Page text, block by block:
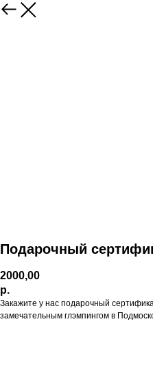
Подарочный
2000,00
р.
Закажите у нас подарочный
замечательным глэмпингом в